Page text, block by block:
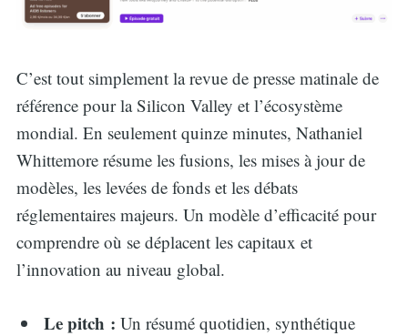
C’est tout simplement la revue de presse matinale de
référence pour la Silicon Valley et l’écosystème
mondial. En seulement quinze minutes, Nathaniel
Whittemore résume les fusions, les mises à jour de
modèles, les levées de fonds et les débats
réglementaires majeurs. Un modèle d’efficacité pour
comprendre où se déplacent les capitaux et
l’innovation au niveau global.
Le pitch : Un résumé quotidien, synthétique